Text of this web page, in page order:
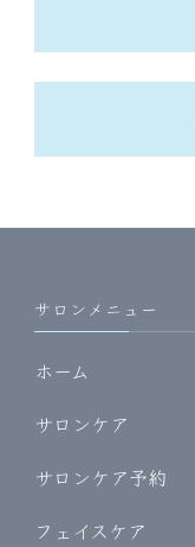
サロンメニュー
ホーム
サロンケア
サロンケア予約
フェイスケア